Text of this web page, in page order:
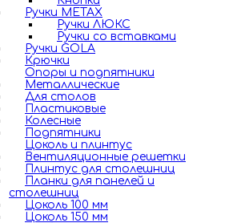
Ручки METAX
Ручки ЛЮКС
Ручки со вставками
Ручки GOLA
Крючки
Опоры и подпятники
Металлические
Для столов
Пластиковые
Колесные
Подпятники
Цоколь и плинтус
Вентиляционные решетки
Плинтус для столешниц
Планки для панелей и
столешниц
Цоколь 100 мм
Цоколь 150 мм